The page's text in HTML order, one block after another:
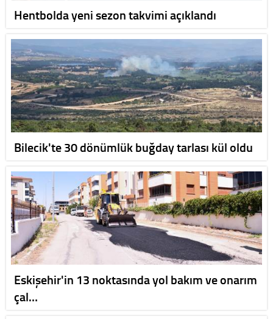
Hentbolda yeni sezon takvimi açıklandı
Bilecik'te 30 dönümlük buğday tarlası kül oldu
Eskişehir'in 13 noktasında yol bakım ve onarım
çal…